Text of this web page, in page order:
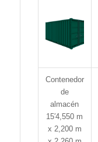
Contenedor
de
almacén
15′4,550 m
x 2,200 m